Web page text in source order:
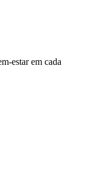
estar em cada